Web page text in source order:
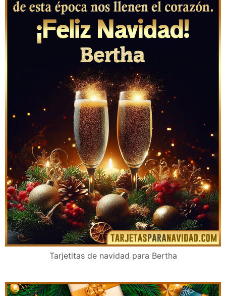
Tarjetitas de navidad para Bertha